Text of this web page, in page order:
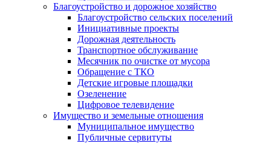
Благоустройство и дорожное хозяйство
Благоустройство сельских поселений
Инициативные проекты
Дорожная деятельность
Транспортное обслуживание
Месячник по очистке от мусора
Обращение с ТКО
Детские игровые площадки
Озеленение
Цифровое телевидение
Имущество и земельные отношения
Муниципальное имущество
Публичные сервитуты